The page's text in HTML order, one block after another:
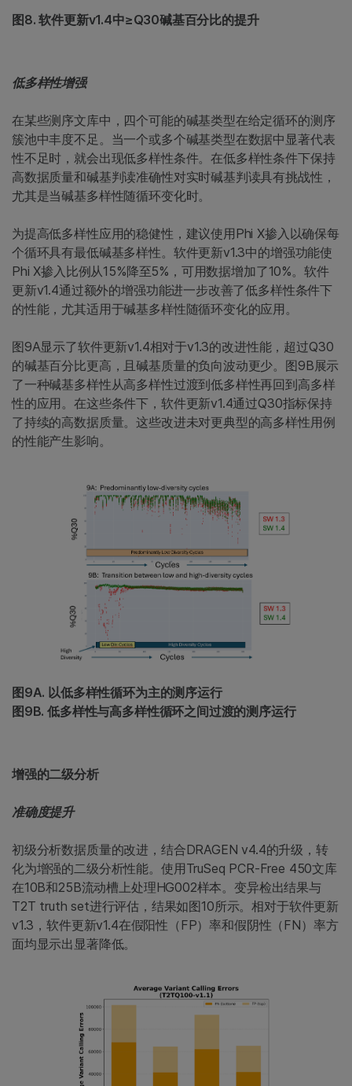
图8. 软件更新v1.4中≥Q30碱基百分比的提升
低多样性增强
在某些测序文库中，四个可能的碱基类型在给定循环的测序
簇池中丰度不足。当一个或多个碱基类型在数据中显著代表
性不足时，就会出现低多样性条件。在低多样性条件下保持
高数据质量和碱基判读准确性对实时碱基判读具有挑战性，
尤其是当碱基多样性随循环变化时。
为提高低多样性应用的稳健性，建议使用Phi X掺入以确保每
个循环具有最低碱基多样性。软件更新v1.3中的增强功能使
Phi X掺入比例从15%降至5%，可用数据增加了10%。软件
更新v1.4通过额外的增强功能进一步改善了低多样性条件下
的性能，尤其适用于碱基多样性随循环变化的应用。
图9A显示了软件更新v1.4相对于v1.3的改进性能，超过Q30
的碱基百分比更高，且碱基质量的负向波动更少。图9B展示
了一种碱基多样性从高多样性过渡到低多样性再回到高多样
性的应用。在这些条件下，软件更新v1.4通过Q30指标保持
了持续的高数据质量。这些改进未对更典型的高多样性用例
的性能产生影响。
图9A. 以低多样性循环为主的测序运行
图9B. 低多样性与高多样性循环之间过渡的测序运行
增强的二级分析
准确度提升
初级分析数据质量的改进，结合DRAGEN v4.4的升级，转
化为增强的二级分析性能。使用TruSeq PCR-Free 450文库
在10B和25B流动槽上处理HG002样本。变异检出结果与
T2T truth set进行评估，结果如图10所示。相对于软件更新
v1.3，软件更新v1.4在假阳性（FP）率和假阴性（FN）率方
面均显示出显著降低。